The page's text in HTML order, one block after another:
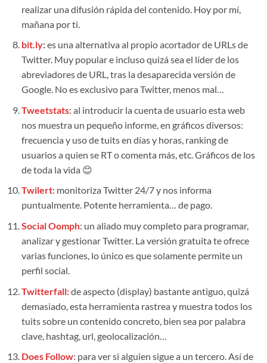
realizar una difusión rápida del contenido. Hoy por mí,
mañana por ti.
bit.ly:es una alternativa al propio acortador de URLs de
Twitter. Muy popular e incluso quizá sea el líder de los
abreviadores de URL, tras la desaparecida versión de
Google. No es exclusivo para Twitter, menos mal…
Tweetstats: al introducir la cuenta de usuario esta web
nos muestra un pequeño informe, en gráficos diversos:
frecuencia y uso de tuits en días y horas, ranking de
usuarios a quien se RT o comenta más, etc. Gráficos de los
de toda la vida 😊
Twilert: monitoriza Twitter 24/7 y nos informa
puntualmente. Potente herramienta… de pago.
Social Oomph: un aliado muy completo para programar,
analizar y gestionar Twitter. La versión gratuita te ofrece
varias funciones, lo único es que solamente permite un
perfil social.
Twitterfall:de aspecto (display) bastante antiguo, quizá
demasiado, esta herramienta rastrea y muestra todos los
tuits sobre un contenido concreto, bien sea por palabra
clave, hashtag, url, geolocalización…
Does Follow: para ver si alguien sigue a un tercero. Así de